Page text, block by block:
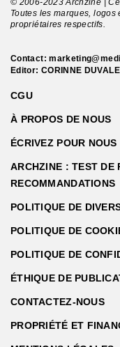
© 2006-2023 Archzine |
Toutes les marques,
propriétaires respectifs.
Contact:
Editor: CORINNE
CGU
À PROPOS DE NOUS
ÉCRIVEZ POUR NOUS
ARCHZINE : TEST DE
RECOMMANDATIONS
POLITIQUE DE
POLITIQUE DE
POLITIQUE DE
ÉTHIQUE DE
CONTACTEZ-NOUS
PROPRIÉTÉ ET